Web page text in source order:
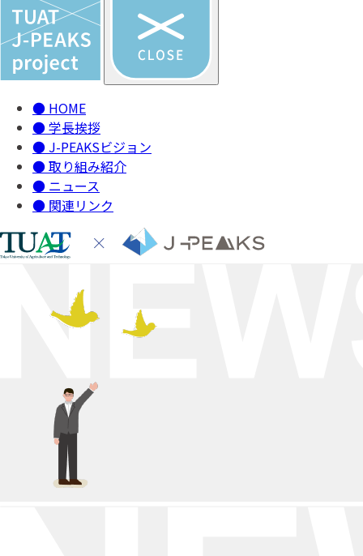
● HOME
●学長挨拶
● J-PEAKSビジョン
●取り組み紹介
● ニュース
● 関連リンク